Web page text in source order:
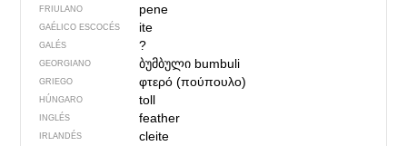
FRIULANO pene
GAÉLICO ESCOCÉS ite
GALÉS ?
GEORGIANO ბუმბული bumbuli
GRIEGO φτερό (πούπουλο)
HÚNGARO toll
INGLÉS feather
IRLANDÉS cleite